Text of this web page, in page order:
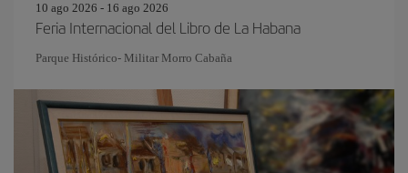
10 ago 2026 - 16 ago 2026
Feria Internacional del Libro de La Habana
Parque Histórico- Militar Morro Cabaña